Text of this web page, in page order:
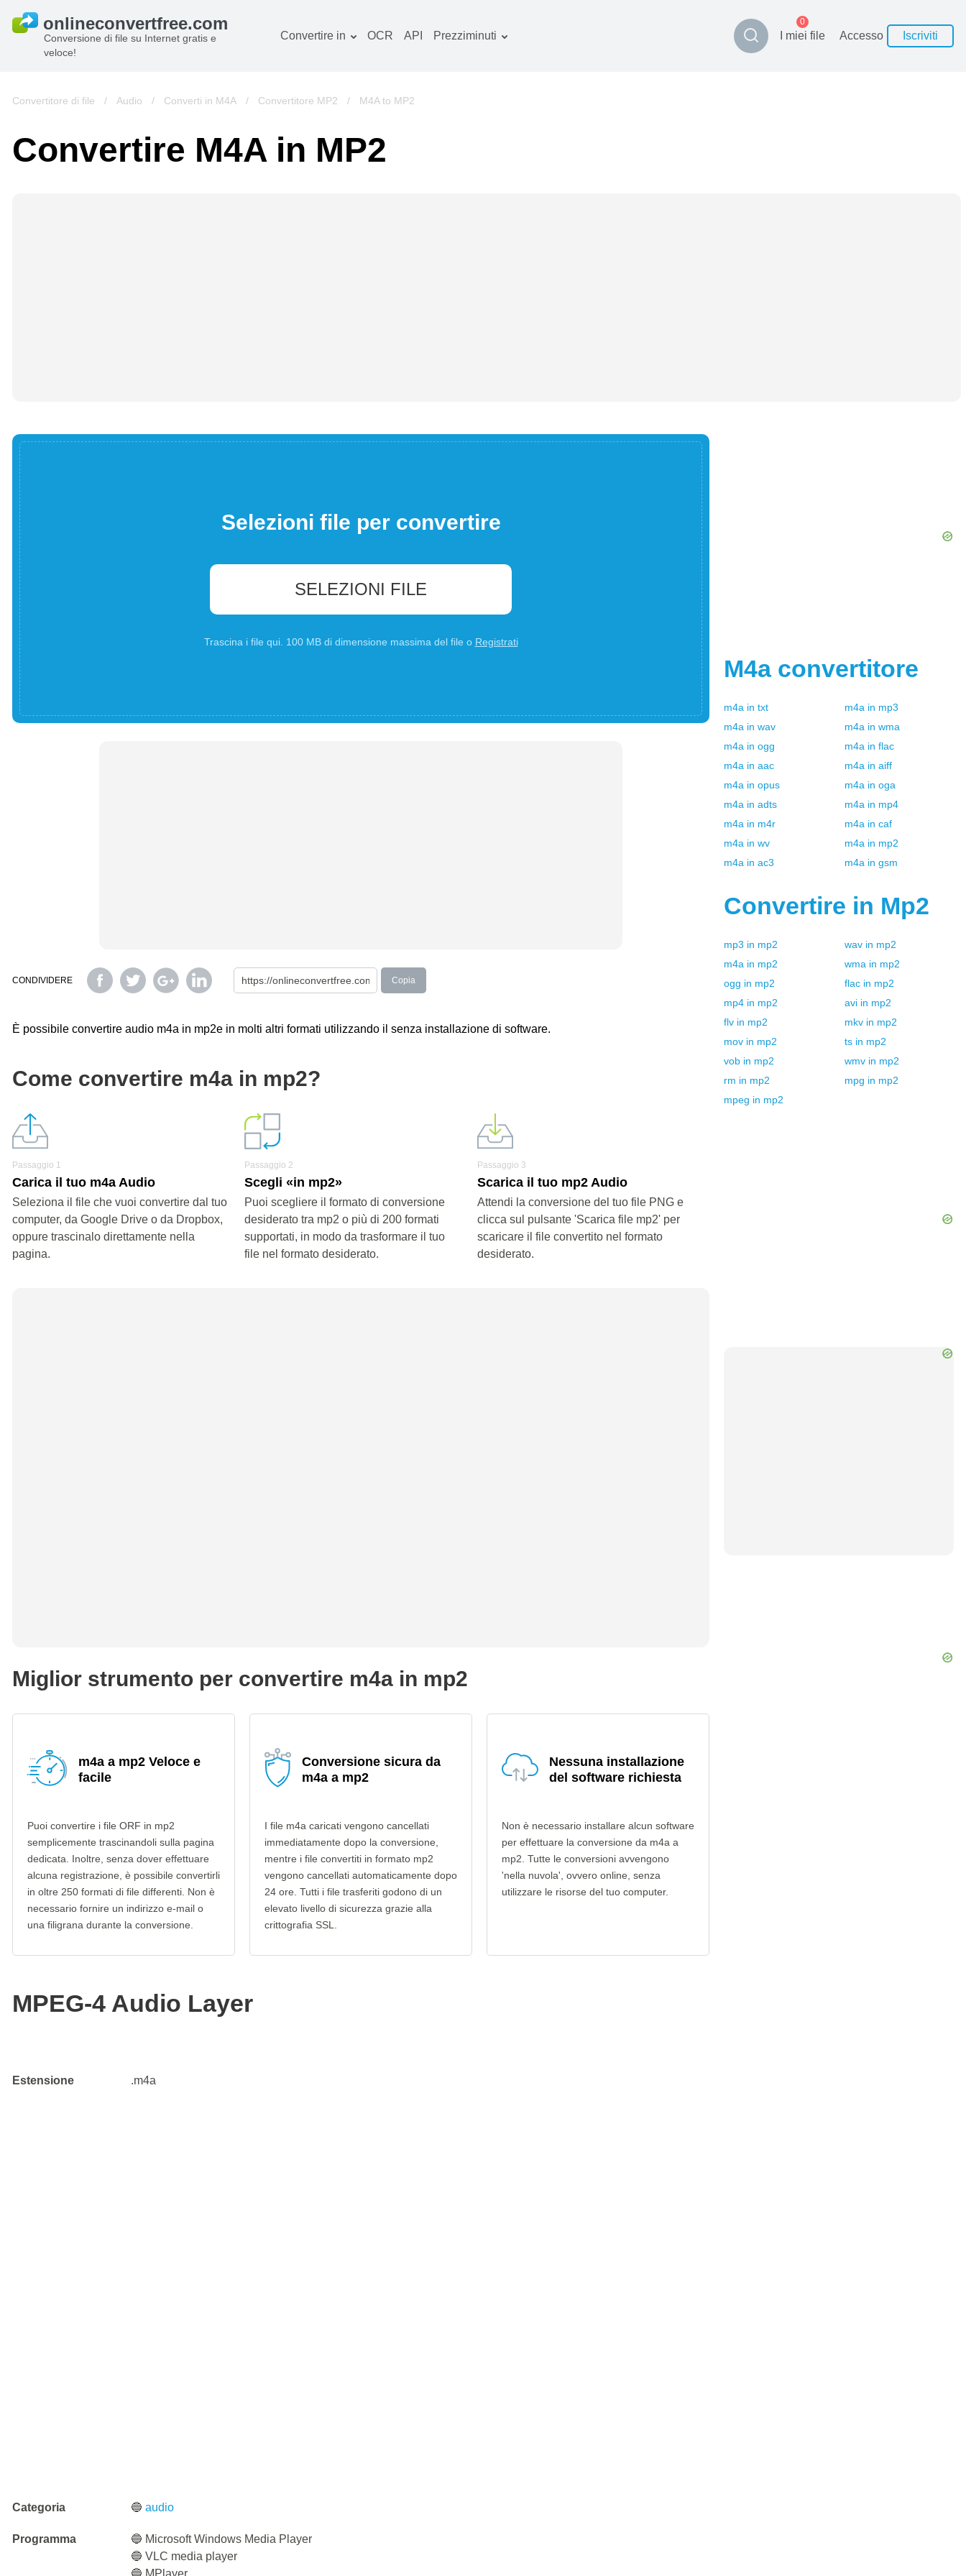
Conversione di file su Internet gratis e
veloce!
Convertire in
Immagine convertitore
Libri convertitore
OCR API Prezziminuti I miei file
0
Accesso Iscriviti
Convertitore di file / Audio / Converti in M4A / Convertitore MP2 / M4A to MP2
Convertire M4A in MP2
Selezioni file per convertire
SELEZIONI FILE
Trascina i file qui. 100 MB di dimensione massima del file o Registrati
CONDIVIDERE Copia
È possibile convertire audio m4a in mp2e in molti altri formati utilizzando il senza installazione di software.
Come convertire m4a in mp2?
Passaggio 1
Carica il tuo m4a Audio
Seleziona il file che vuoi convertire dal tuo
computer, da Google Drive o da Dropbox,
oppure trascinalo direttamente nella
pagina.
Passaggio 2
Scegli «in mp2»
Puoi scegliere il formato di conversione
desiderato tra mp2 o più di 200 formati
supportati, in modo da trasformare il tuo
file nel formato desiderato.
Passaggio 3
Scarica il tuo mp2 Audio
Attendi la conversione del tuo file PNG e
clicca sul pulsante 'Scarica file mp2' per
scaricare il file convertito nel formato
desiderato.
Miglior strumento per convertire m4a in mp2
m4a a mp2 Veloce e
facile
Puoi convertire i file ORF in mp2
semplicemente trascinandoli sulla pagina
dedicata. Inoltre, senza dover effettuare
alcuna registrazione, è possibile convertirli
in oltre 250 formati di file differenti. Non è
necessario fornire un indirizzo e-mail o
una filigrana durante la conversione.
Conversione sicura da
m4a a mp2
I file m4a caricati vengono cancellati
immediatamente dopo la conversione,
mentre i file convertiti in formato mp2
vengono cancellati automaticamente dopo
24 ore. Tutti i file trasferiti godono di un
elevato livello di sicurezza grazie alla
crittografia SSL.
Nessuna installazione
del software richiesta
Non è necessario installare alcun software
per effettuare la conversione da m4a a
mp2. Tutte le conversioni avvengono
'nella nuvola', ovvero online, senza
utilizzare le risorse del tuo computer.
MPEG-4 Audio Layer
Estensione .m4a
Categoria 🔵audio
Programma
🔵 Microsoft Windows Media Player
🔵 VLC media player
🔵 MPlayer
M4a convertitore
m4a in txt m4a in mp3
m4a in wav m4a in wma
m4a in ogg m4a in flac
m4a in aac m4a in aiff
m4a in opus m4a in oga
m4a in adts m4a in mp4
m4a in m4r m4a in caf
m4a in wv m4a in mp2
m4a in ac3 m4a in gsm
Convertire in Mp2
mp3 in mp2 wav in mp2
m4a in mp2 wma in mp2
ogg in mp2 flac in mp2
mp4 in mp2 avi in mp2
flv in mp2 mkv in mp2
mov in mp2 ts in mp2
vob in mp2 wmv in mp2
rm in mp2 mpg in mp2
mpeg in mp2